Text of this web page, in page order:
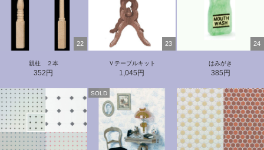
22
親柱 ２本
352円
23
Ｖテーブルキット
1,045円
24
はみがき
385円
SOLD